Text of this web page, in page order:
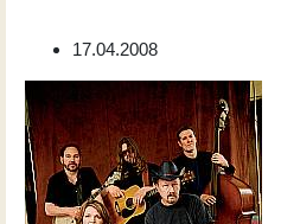
17.04.2008